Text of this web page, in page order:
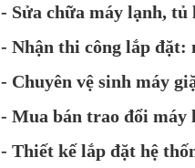
- Sửa chữa máy lạnh,
- Nhận thi công lắp đặt:
- Chuyên vệ sinh máy
- Mua bán trao đổi máy
- Thiết kế lắp đặt hệ